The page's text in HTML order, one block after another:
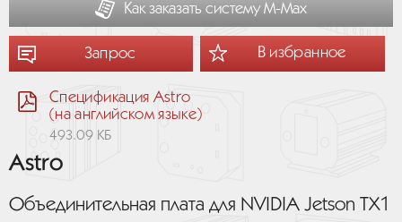
Как заказать систему М-Мах
Запрос В избранное
Спецификация Astro
(на английском языке)
493.09 КБ
Astro
Объединительная плата для NVIDIA Jetson TX1